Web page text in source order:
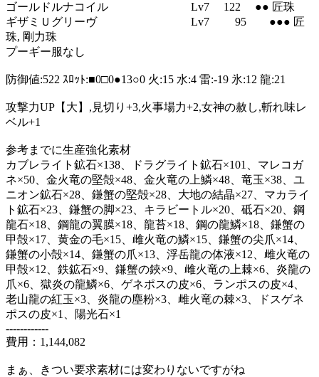
ゴールドルナコイル Lv7 122 ●● 匠珠
ギザミＵグリーヴ Lv7 95 ●●● 匠
珠, 剛力珠
プーギー服なし
防御値:522 ｽﾛｯﾄ:■0□0●13○0 火:15 水:4 雷:-19 氷:12 龍:21
攻撃力UP【大】,見切り+3,火事場力+2,女神の赦し,斬れ味レ
ベル+1
参考までに生産強化素材
カブレライト鉱石×138、ドラグライト鉱石×101、マレコガ
ネ×50、金火竜の堅殻×48、金火竜の上鱗×48、竜玉×38、ユ
ニオン鉱石×28、鎌蟹の堅殻×28、大地の結晶×27、マカライ
ト鉱石×23、鎌蟹の脚×23、キラビートル×20、砥石×20、鋼
龍石×18、鋼龍の翼膜×18、龍苔×18、鋼の龍鱗×18、鎌蟹の
甲殻×17、黄金の毛×15、雌火竜の鱗×15、鎌蟹の尖爪×14、
鎌蟹の小殻×14、鎌蟹の爪×13、浮岳龍の体液×12、雌火竜の
甲殻×12、鉄鉱石×9、鎌蟹の鋏×9、雌火竜の上棘×6、炎龍の
爪×6、獄炎の龍鱗×6、ゲネポスの皮×6、ランポスの皮×4、
老山龍の紅玉×3、炎龍の塵粉×3、雌火竜の棘×3、ドスゲネ
ポスの皮×1、陽光石×1
------------
費用：1,144,082
まぁ、きつい要求素材には変わりないですがね